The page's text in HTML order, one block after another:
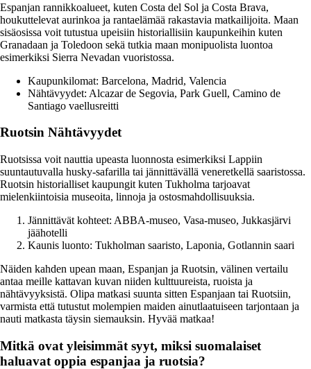
Espanjan rannikkoalueet, kuten Costa del Sol ja Costa Brava,
houkuttelevat aurinkoa ja rantaelämää rakastavia matkailijoita. Maan
sisäosissa voit tutustua upeisiin historiallisiin kaupunkeihin kuten
Granadaan ja Toledoon sekä tutkia maan monipuolista luontoa
esimerkiksi Sierra Nevadan vuoristossa.
Kaupunkilomat: Barcelona, Madrid, Valencia
Nähtävyydet: Alcazar de Segovia, Park Guell, Camino de
Santiago vaellusreitti
Ruotsin Nähtävyydet
Ruotsissa voit nauttia upeasta luonnosta esimerkiksi Lappiin
suuntautuvalla husky-safarilla tai jännittävällä veneretkellä saaristossa.
Ruotsin historialliset kaupungit kuten Tukholma tarjoavat
mielenkiintoisia museoita, linnoja ja ostosmahdollisuuksia.
Jännittävät kohteet: ABBA-museo, Vasa-museo, Jukkasjärvi
jäähotelli
Kaunis luonto: Tukholman saaristo, Laponia, Gotlannin saari
Näiden kahden upean maan, Espanjan ja Ruotsin, välinen vertailu
antaa meille kattavan kuvan niiden kulttuureista, ruoista ja
nähtävyyksistä. Olipa matkasi suunta sitten Espanjaan tai Ruotsiin,
varmista että tutustut molempien maiden ainutlaatuiseen tarjontaan ja
nauti matkasta täysin siemauksin. Hyvää matkaa!
Mitkä ovat yleisimmät syyt, miksi suomalaiset
haluavat oppia espanjaa ja ruotsia?